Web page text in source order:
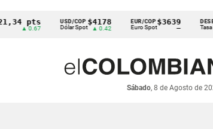
pts USD/COP
Dólar Spot
$4178
▲ 0.42
EUR/COP
Euro Spot
$3639
—
DESEMPLEO
Tasa
Sábado, 8 de Agosto de